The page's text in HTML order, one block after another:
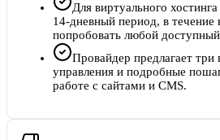
Для виртуального
14-дневный период, в течение
попробовать любой
Провайдер предлагает три
управления и подробные
работе с сайтами и CMS.